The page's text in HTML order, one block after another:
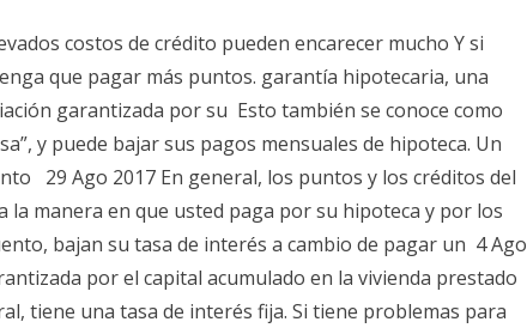
costos de crédito pueden encarecer mucho Y si
que pagar más puntos. garantía hipotecaria, una
garantizada por su Esto también se conoce como
y puede bajar sus pagos mensuales de hipoteca. Un
29 Ago 2017 En general, los puntos y los créditos del
manera en que usted paga por su hipoteca y por los
bajan su tasa de interés a cambio de pagar un 4 Ago
por el capital acumulado en la vivienda prestado
tiene una tasa de interés fija. Si tiene problemas para